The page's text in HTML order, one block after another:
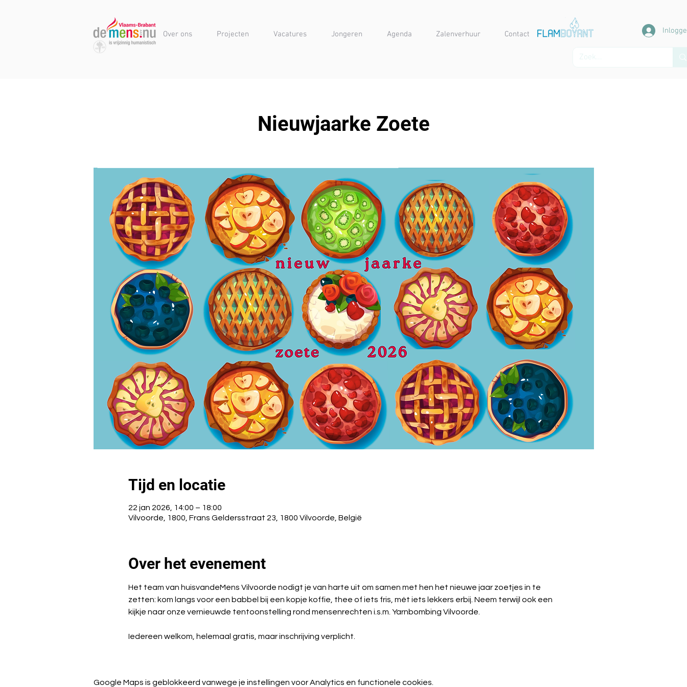
Over ons Projecten Vacatures Jongeren Agenda Zalenverhuur Contact
Nieuwjaarke Zoete
Tijd en locatie
22 jan 2026, 14:00 – 18:00
Vilvoorde, 1800, Frans Geldersstraat 23, 1800 Vilvoorde, België
Over het evenement
Het team van huisvandeMens Vilvoorde nodigt je van harte uit om samen met hen het nieuwe jaar zoetjes in te
zetten: kom langs voor een babbel bij een kopje koffie, thee of iets fris, mét iets lekkers erbij. Neem terwijl ook een
kijkje naar onze vernieuwde tentoonstelling rond mensenrechten i.s.m. Yarnbombing Vilvoorde.
Iedereen welkom, helemaal gratis, maar inschrijving verplicht.
Google Maps is geblokkeerd vanwege je instellingen voor Analytics en functionele cookies.